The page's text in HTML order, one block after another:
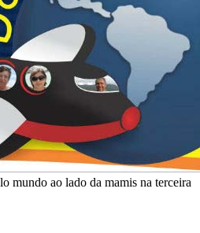
mundo ao lado da mamis na terceira